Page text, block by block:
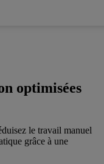
optimisées
le travail manuel
grâce à une